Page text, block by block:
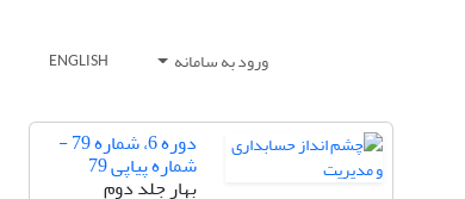
ورود به سامانه ENGLISH
دوره 6، شماره 79 -
شماره پیاپی 79
بهار جلد دوم